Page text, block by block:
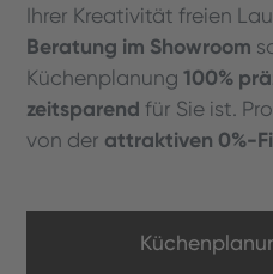
Ihrer Kreativität freien
Beratung im Showroom
Küchenplanung100%
zeitsparend für Sie ist.
von der attraktiven 0%-